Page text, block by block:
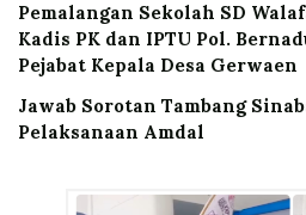
Pemalangan Sekolah SD
Kadis PK dan IPTU Pol.
Pejabat Kepala Desa Gerwaen
Jawab Sorotan Tambang
Pelaksanaan Amdal